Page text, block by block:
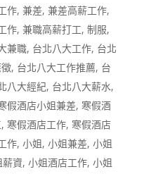
作, 兼差, 兼差高薪工作,
作, 兼職高薪打工, 制服,
兼職, 台北八大工作, 台北
, 台北八大工作推薦, 台
八大經紀, 台北八大薪水,
假酒店小姐兼差, 寒假酒
, 寒假酒店工作, 寒假酒店
作, 小姐, 小姐兼差, 小姐
薪資, 小姐酒店工作, 小姐